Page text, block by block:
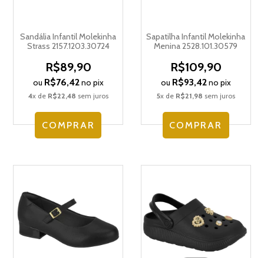
Sandália Infantil Molekinha
Strass 2157.1203.30724
R$89,90
ou R$76,42no pix
4x de R$22,48 sem juros
COMPRAR
Sapatilha Infantil Molekinha
Menina 2528.101.30579
R$109,90
ou R$93,42no pix
5x de R$21,98 sem juros
COMPRAR